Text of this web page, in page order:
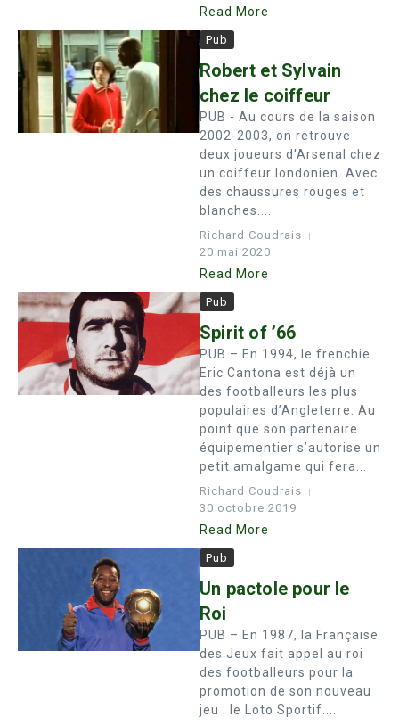
Read More
Pub
Robert et Sylvain
chez le coiffeur
PUB - Au cours de la saison
2002-2003, on retrouve
deux joueurs d'Arsenal chez
un coiffeur londonien. Avec
des chaussures rouges et
blanches....
Richard Coudrais
20 mai 2020
Read More
Pub
Spirit of ’66
PUB – En 1994, le frenchie
Eric Cantona est déjà un
des footballeurs les plus
populaires d’Angleterre. Au
point que son partenaire
équipementier s’autorise un
petit amalgame qui fera...
Richard Coudrais
30 octobre 2019
Read More
Pub
Un pactole pour le
Roi
PUB – En 1987, la Française
des Jeux fait appel au roi
des footballeurs pour la
promotion de son nouveau
jeu : le Loto Sportif....